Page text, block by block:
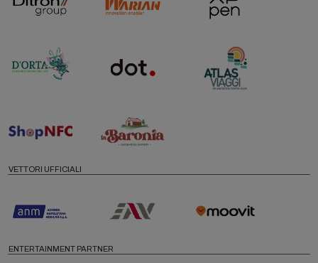
VETTORI UFFICIALI
ENTERTAINMENT PARTNER